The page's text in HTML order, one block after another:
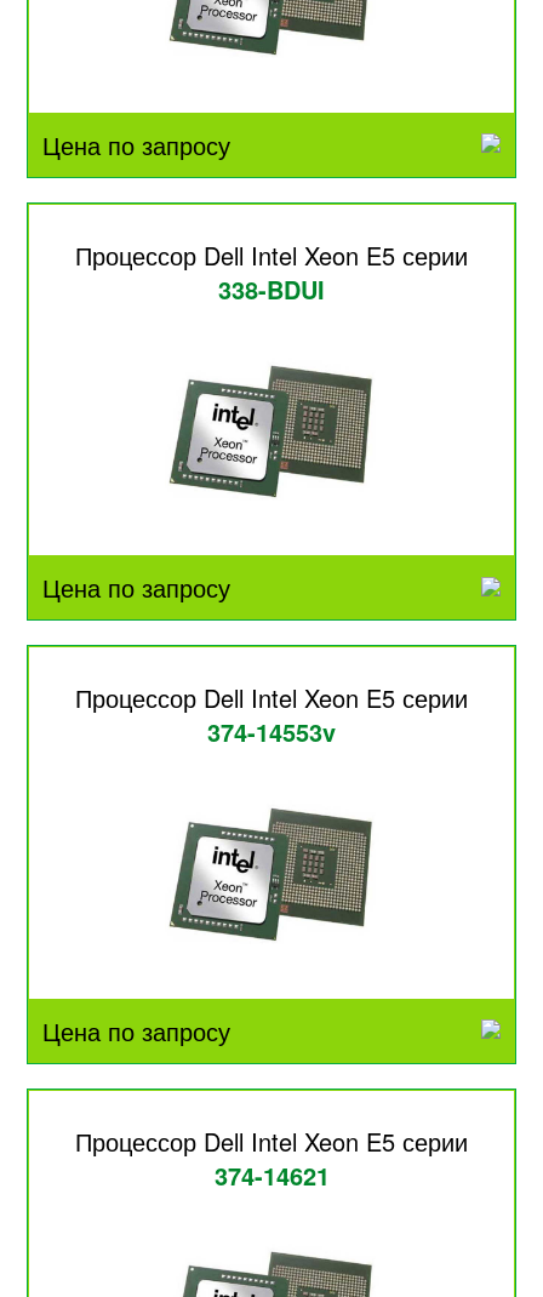
Цена по запросу
Процессор Dell Intel Xeon E5 серии
338-BDUI
Цена по запросу
Процессор Dell Intel Xeon E5 серии
374-14553v
Цена по запросу
Процессор Dell Intel Xeon E5 серии
374-14621